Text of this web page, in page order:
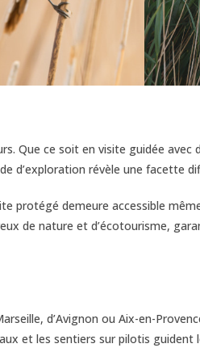
Que ce soit en visite guidée avec
d’exploration révèle une facette
protégé demeure accessible
de nature et d’écotourisme,
d’Avignon ou Aix-en-
et les sentiers sur pilotis guident